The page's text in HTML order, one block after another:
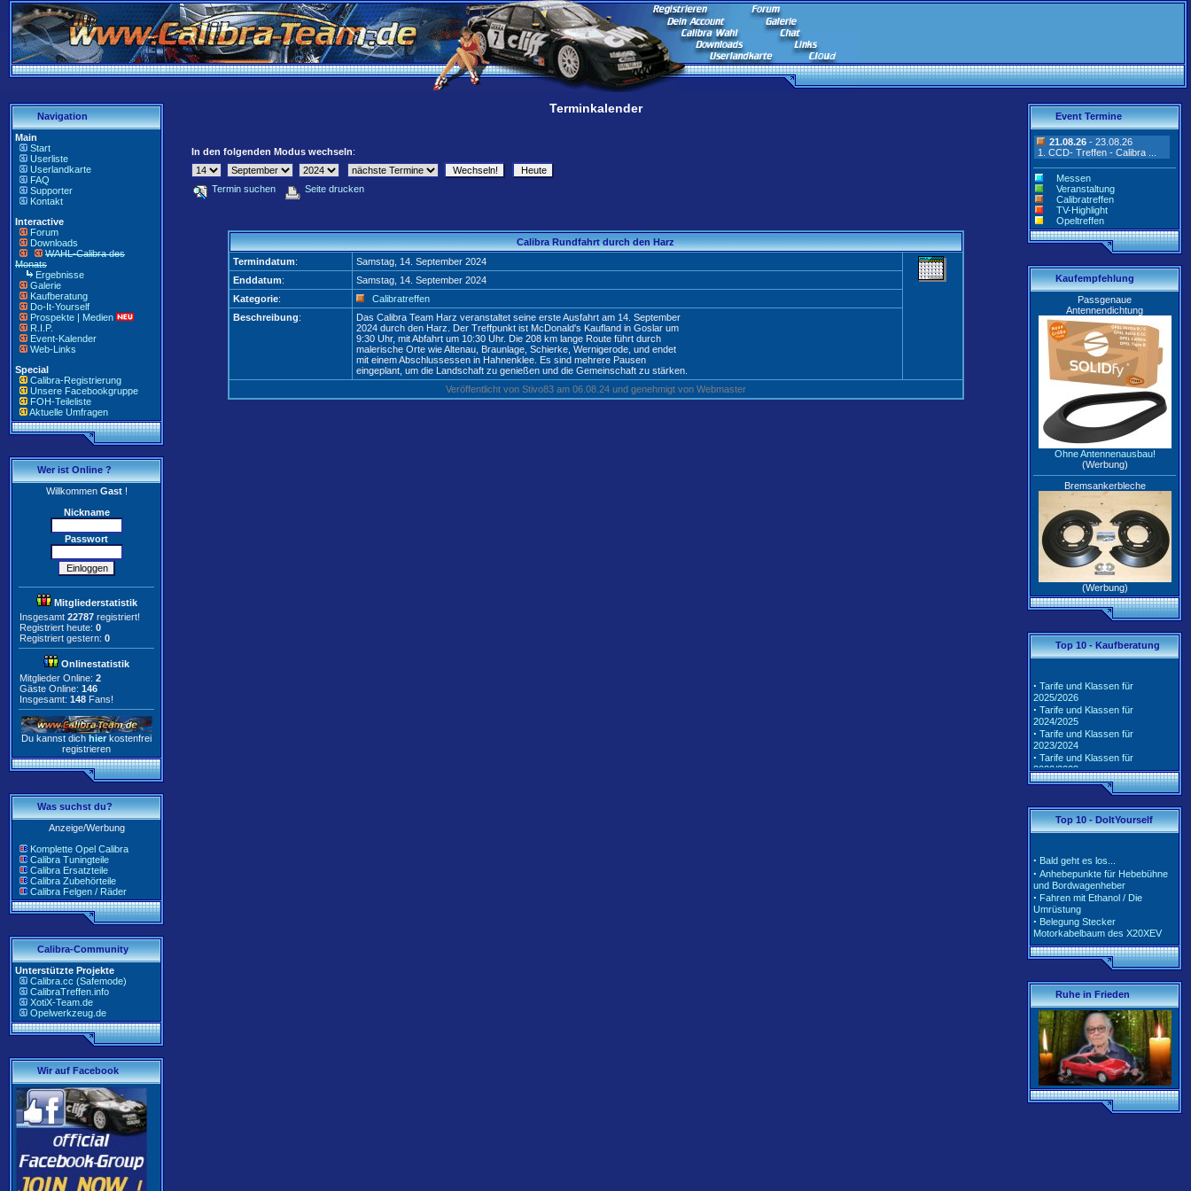
Navigation
Main
Start
Userliste
Userlandkarte
FAQ
Supporter
Kontakt
Interactive
Forum
Downloads
WAHL-Calibra des
Monats
Ergebnisse
Galerie
Kaufberatung
Do-It-Yourself
Prospekte | Medien
R.I.P.
Event-Kalender
Web-Links
Special
Calibra-Registrierung
Unsere Facebookgruppe
FOH-Teileliste
Aktuelle Umfragen
Wer ist Online ?
WillkommenGast!
Nickname
Passwort
Mitgliederstatistik
Insgesamt 22787 registriert!
Registriert heute: 0
Registriert gestern: 0
Onlinestatistik
Mitglieder Online: 2
Gäste Online: 146
Insgesamt: 148 Fans!
Du kannst dich hier kostenfrei
registrieren
Was suchst du?
Anzeige/Werbung
Komplette Opel Calibra
Calibra Tuningteile
Calibra Ersatzteile
Calibra Zubehörteile
Calibra Felgen / Räder
Calibra-Community
Unterstützte Projekte
Calibra.cc (Safemode)
CalibraTreffen.info
XotiX-Team.de
Opelwerkzeug.de
Wir auf Facebook
Terminkalender
In den folgenden Modus wechseln:
Termin suchen Seite drucken
Calibra Rundfahrt durch den Harz
Termindatum:
Samstag, 14. September 2024
Enddatum:
Samstag, 14. September 2024
Kategorie:
Calibratreffen
Beschreibung:
Das Calibra Team Harz veranstaltet seine erste Ausfahrt am 14. September
2024 durch den Harz. Der Treffpunkt ist McDonald's Kaufland in Goslar um
9:30 Uhr, mit Abfahrt um 10:30 Uhr. Die 208 km lange Route führt durch
malerische Orte wie Altenau, Braunlage, Schierke, Wernigerode, und endet
mit einem Abschlussessen in Hahnenklee. Es sind mehrere Pausen
eingeplant, um die Landschaft zu genießen und die Gemeinschaft zu stärken.
Veröffentlicht von Stivo83 am 06.08.24 und genehmigt von Webmaster
Event Termine
21.08.26 - 23.08.26
1. CCD- Treffen - Calibra ...
Messen
Veranstaltung
Calibratreffen
TV-Highlight
Opeltreffen
Kaufempfehlung
Passgenaue
Antennendichtung
Ohne Antennenausbau!
(Werbung)
Bremsankerbleche
(Werbung)
Top 10 - Kaufberatung
2025/2026
· Tarife und Klassen für
2024/2025
· Tarife und Klassen für
2023/2024
· Tarife und Klassen für
2022/2023
· Tarife und Klassen für
2021/2022
· Tarife und Klassen für
2020/2021
· Tarife und Klassen für
· Tarife und Klassen für
2017/2018
· Unterschiedliche Software der
Motorsteuerung inkl. Teile-Nr.
Top 10 - DoItYourself
Anhebepunkte für Hebebühne
und Bordwagenheber
· Fahren mit Ethanol / Die
Umrüstung
· Belegung Stecker
Motorkabelbaum des X20XEV
· Radlagerwechsel an der
Calibra 4x4 - Hinterachse
· Gerissene Krümmer beim
X20XEV- Ursache und Abhilfe
· Klimaanlage - So wird richtig
befüllt
· Anleitung zum Ausbau der
Pendelstütze (Querlenker/Stabi-
Bereich)
Anleitung zum Umbau des
Lenkrads auf das Corsa-B-
Facelift Modell
Anleitung zur Beleuchtung des
Schiebedachschalters mit LED
Ruhe in Frieden